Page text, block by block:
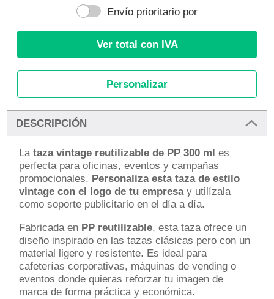
Envío prioritario por
Ver total con IVA
Personalizar
DESCRIPCIÓN
Lataza vintage reutilizable de PP 300 ml es
perfecta para oficinas, eventos y campañas
promocionales. Personaliza esta taza de estilo
vintage con el logo de tu empresay utilízala
como soporte publicitario en el día a día.
Fabricada en PP reutilizable, esta taza ofrece un
diseño inspirado en las tazas clásicas pero con un
material ligero y resistente. Es ideal para
cafeterías corporativas, máquinas de vending o
eventos donde quieras reforzar tu imagen de
marca de forma práctica y económica.